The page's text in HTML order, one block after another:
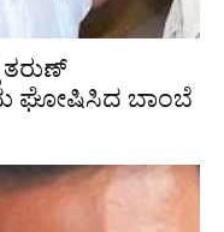
ತರುಣ್
ಘೋಷಿಸಿದ ಬಾಂಬೆ